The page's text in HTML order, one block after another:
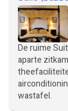
De ruime
aparte
wastafel.